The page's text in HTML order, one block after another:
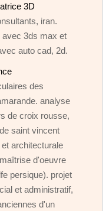
3D
iran.
avec 3ds max et
auto cad, 2d.
des
analyse
de croix rousse,
saint vincent
architecturale
d'oeuvre
persique). projet
et administratif,
d'un